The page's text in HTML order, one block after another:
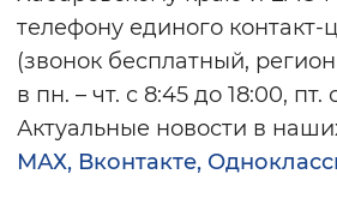
телефону единого контакт-
(звонок бесплатный,
в пн. – чт. с 8:45 до 18:00, пт.
Актуальные новости в
МАХ, Вконтакте,